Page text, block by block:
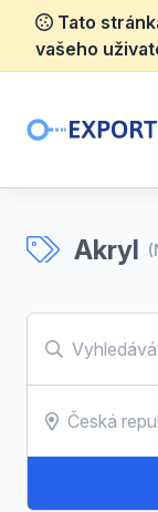
Tato
vašeho
Akryl